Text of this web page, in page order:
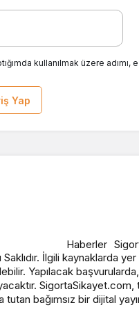
kullanılmak üzere
Yap
Haberler
İlgili kaynaklarda
Yapılacak
tutan bağımsız bir dijital